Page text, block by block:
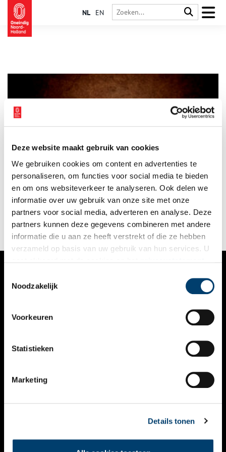
Deze website maakt gebruik van cookies
We gebruiken cookies om content en advertenties te
personaliseren, om functies voor social media te bieden
en om ons websiteverkeer te analyseren. Ook delen we
informatie over uw gebruik van onze site met onze
partners voor social media, adverteren en analyse. Deze
partners kunnen deze gegevens combineren met andere
informatie die u aan ze heeft verstrekt of die ze hebben
verzameld op basis van uw gebruik van hun services. U
Noodzakelijk
Voorkeuren
Statistieken
Marketing
Details tonen
NL EN
In de wijde omgeving zijn ze bekend, de ‘Huizermannetjes’.
Deze speculaaskoeken werden in diverse maten verkocht,
twintig, zestien, twaalf en acht in een pond. Vroeger kregen de
Huizer kinderen de avond voor kerst een ‘vurrël’ (vier koeken
in een pond) die op kerstmorgen als ontbijt werd gegeten.
VERHALEN
KALENDER
THEMA’S
VIDEO’S
CONTACT